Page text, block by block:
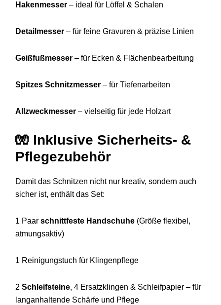
Hakenmesser – ideal für Löffel & Schalen
Detailmesser – für feine Gravuren & präzise Linien
Geißfußmesser – für Ecken & Flächenbearbeitung
Spitzes Schnitzmesser – für Tiefenarbeiten
Allzweckmesser – vielseitig für jede Holzart
🧤 Inklusive Sicherheits- &
Pflegezubehör
Damit das Schnitzen nicht nur kreativ, sondern auch
sicher ist, enthält das Set:
1 Paar schnittfeste Handschuhe (Größe flexibel,
atmungsaktiv)
1 Reinigungstuch für Klingenpflege
2 Schleifsteine, 4 Ersatzklingen & Schleifpapier – für
langanhaltende Schärfe und Pflege